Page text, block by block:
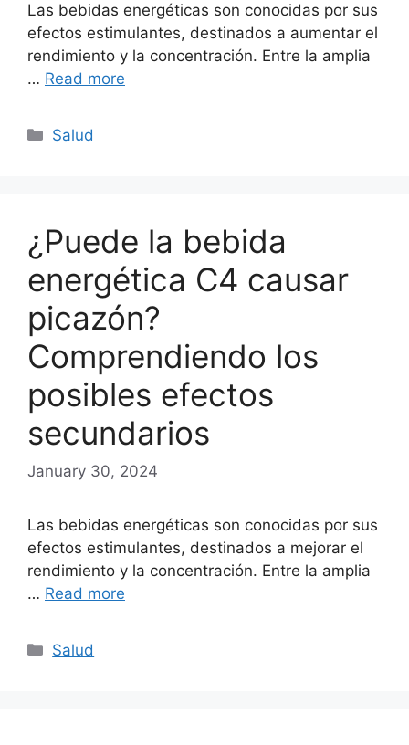
Las bebidas energéticas son conocidas por sus
efectos estimulantes, destinados a aumentar el
rendimiento y la concentración. Entre la amplia
… Read more
Categories
Salud
¿Puede la bebida
energética C4 causar
picazón?
Comprendiendo los
posibles efectos
secundarios
January 30, 2024
Las bebidas energéticas son conocidas por sus
efectos estimulantes, destinados a mejorar el
rendimiento y la concentración. Entre la amplia
… Read more
Categories
Salud